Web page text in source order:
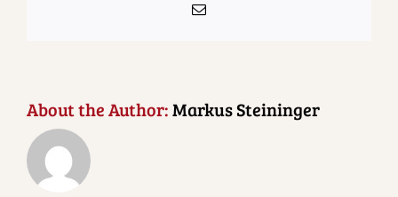
Email
About the Author:Markus Steininger